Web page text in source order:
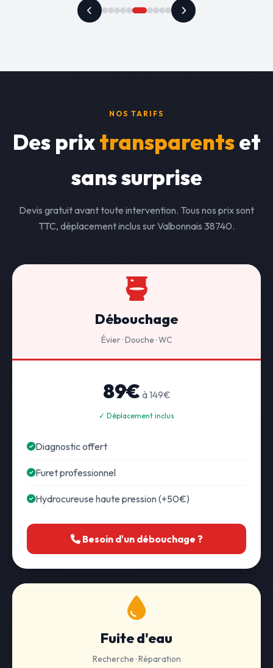
NOS TARIFS
Des prixtransparentset
sans surprise
Devis gratuit avant toute intervention. Tous nos prix sont
TTC, déplacement inclus sur Valbonnais 38740.
Débouchage
Évier · Douche · WC
89€ à 149€
✓ Déplacement inclus
Diagnostic offert
Furet professionnel
Hydrocureuse haute pression (+50€)
Besoin d'un débouchage ?
Fuite d'eau
Recherche · Réparation